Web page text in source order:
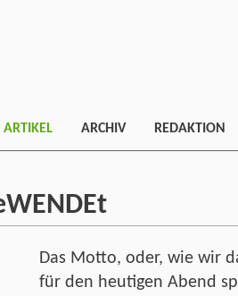
ARTIKEL ARCHIV REDAKTION
Das Motto, oder, wie wir
für den heutigen Abend